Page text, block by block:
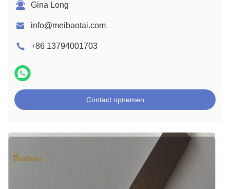
Gina Long
info@meibaotai.com
+86 13794001703
Contact opnemen